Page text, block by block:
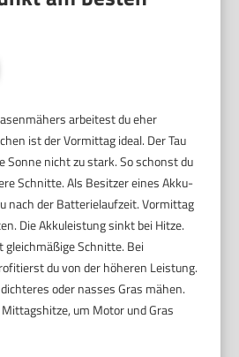
arbeitest du eher
ist der Vormittag ideal. Der Tau
Sonne nicht zu stark. So schonst du
Schnitte. Als Besitzer eines Akku-
nach der Batterielaufzeit. Vormittag
Die Akkuleistung sinkt bei Hitze.
Schnitte. Bei
du von der höheren Leistung.
oder nasses Gras mähen.
um Motor und Gras